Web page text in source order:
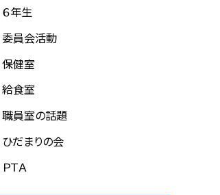
６年生
委員会活動
保健室
給食室
職員室の話題
ひだまりの会
ＰＴＡ